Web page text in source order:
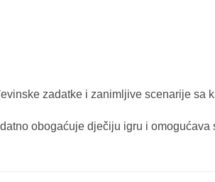
zadatke i zanimljive scenarije sa
obogaćuje dječiju igru i